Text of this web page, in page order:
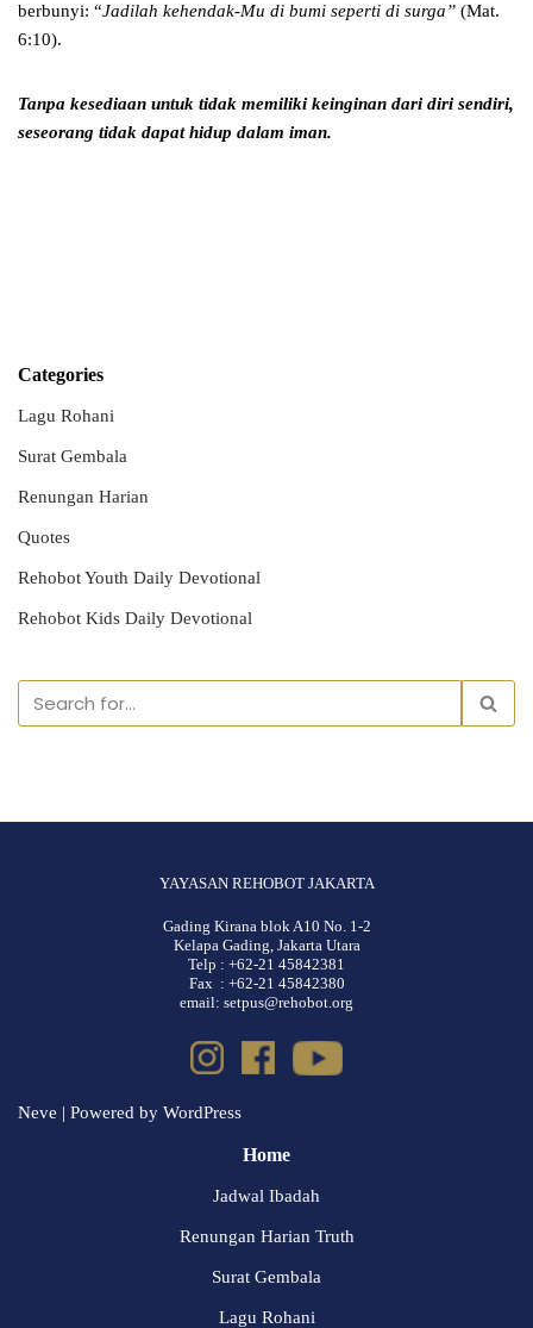
berbunyi: “Jadilah kehendak-Mu di bumi seperti di surga” (Mat.
6:10).
Tanpa kesediaan untuk tidak memiliki keinginan dari diri sendiri,
seseorang tidak dapat hidup dalam iman.
Categories
Lagu Rohani
Surat Gembala
Renungan Harian
Quotes
Rehobot Youth Daily Devotional
Rehobot Kids Daily Devotional
YAYASAN REHOBOT JAKARTA
Gading Kirana blok A10 No. 1-2
Kelapa Gading, Jakarta Utara
Telp : +62-21 45842381
Fax : +62-21 45842380
email: setpus@rehobot.org
Neve | Powered by WordPress
Home
Jadwal Ibadah
Renungan Harian Truth
Surat Gembala
Lagu Rohani